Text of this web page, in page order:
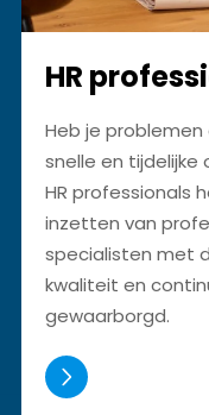
HR
Heb je problemen
snelle en tijdelijke
HR professionals
inzetten van
specialisten met
kwaliteit en
gewaarborgd.